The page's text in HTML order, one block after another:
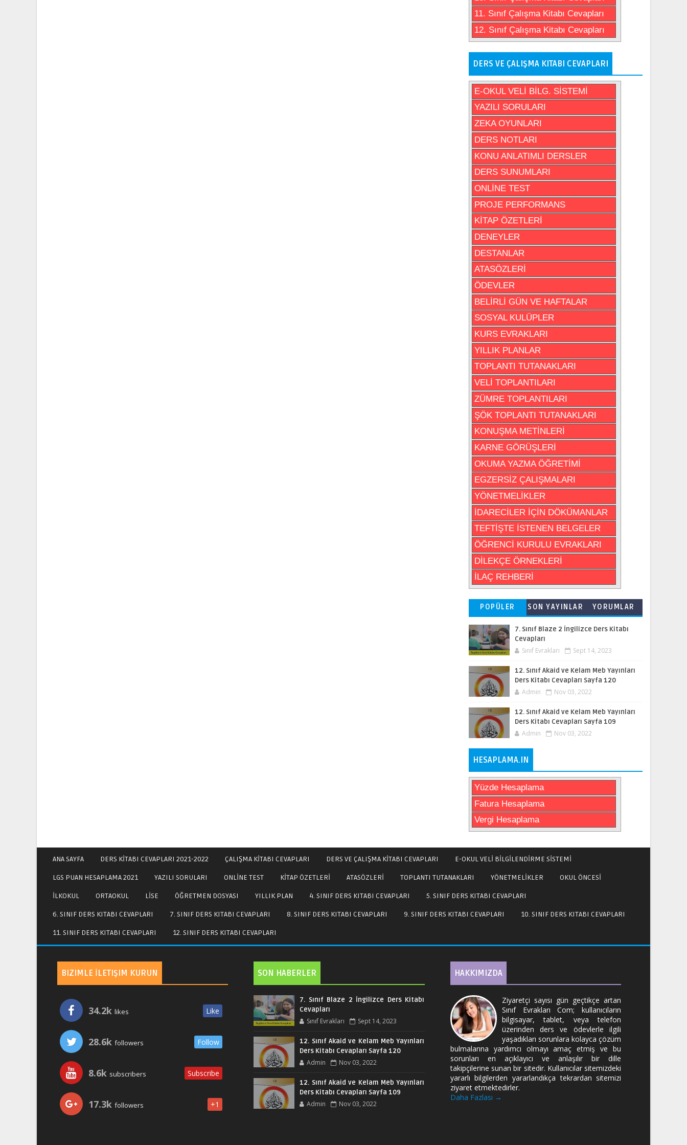
11. Sınıf Çalışma Kitabı Cevapları
12. Sınıf Çalışma Kitabı Cevapları
DERS VE ÇALIŞMA KITABI CEVAPLARI
E-OKUL VELİ BİLG. SİSTEMİ
YAZILI SORULARI
ZEKA OYUNLARI
DERS NOTLARI
KONU ANLATIMLI DERSLER
DERS SUNUMLARI
ONLİNE TEST
PROJE PERFORMANS
KİTAP ÖZETLERİ
DENEYLER
DESTANLAR
ATASÖZLERİ
ÖDEVLER
BELİRLİ GÜN VE HAFTALAR
SOSYAL KULÜPLER
KURS EVRAKLARI
YILLIK PLANLAR
TOPLANTI TUTANAKLARI
VELİ TOPLANTILARI
ZÜMRE TOPLANTILARI
ŞÖK TOPLANTI TUTANAKLARI
KONUŞMA METİNLERİ
KARNE GÖRÜŞLERİ
OKUMA YAZMA ÖĞRETİMİ
EGZERSİZ ÇALIŞMALARI
YÖNETMELİKLER
İDARECİLER İÇİN DÖKÜMANLAR
TEFTİŞTE İSTENEN BELGELER
ÖĞRENCİ KURULU EVRAKLARI
DİLEKÇE ÖRNEKLERİ
İLAÇ REHBERİ
POPÜLER SON YAYINLAR YORUMLAR
7. Sınıf Blaze 2 İngilizce Ders Kitabı
Cevapları
Sınıf Evrakları Sept 14, 2023
12. Sınıf Akaid ve Kelam Meb Yayınları
Ders Kitabı Cevapları Sayfa 120
Admin Nov 03, 2022
12. Sınıf Akaid ve Kelam Meb Yayınları
Ders Kitabı Cevapları Sayfa 109
Admin Nov 03, 2022
HESAPLAMA.IN
Yüzde Hesaplama
Fatura Hesaplama
Vergi Hesaplama
ANA SAYFA DERS KİTABI CEVAPLARI 2021-2022 ÇALIŞMA KİTABI CEVAPLARI DERS VE ÇALIŞMA KİTABI CEVAPLARI E-OKUL VELİ BİLGİLENDİRME SİSTEMİ
LGS PUAN HESAPLAMA 2021 YAZILI SORULARI ONLİNE TEST KİTAP ÖZETLERİ ATASÖZLERİ TOPLANTI TUTANAKLARI YÖNETMELİKLER OKUL ÖNCESİ
İLKOKUL ORTAOKUL LİSE ÖĞRETMEN DOSYASI YILLIK PLAN 4. SINIF DERS KITABI CEVAPLARI 5. SINIF DERS KITABI CEVAPLARI
6. SINIF DERS KITABI CEVAPLARI 7. SINIF DERS KITABI CEVAPLARI 8. SINIF DERS KITABI CEVAPLARI 9. SINIF DERS KITABI CEVAPLARI 10. SINIF DERS KITABI CEVAPLARI
11. SINIF DERS KITABI CEVAPLARI 12. SINIF DERS KITABI CEVAPLARI
BIZIMLE İLETIŞIM KURUN
34.2k likes Like
28.6k followers Follow
8.6k subscribers Subscribe
17.3k followers +1
SON HABERLER
7. Sınıf Blaze 2 İngilizce Ders Kitabı
Cevapları
Sınıf Evrakları Sept 14, 2023
12. Sınıf Akaid ve Kelam Meb Yayınları
Ders Kitabı Cevapları Sayfa 120
Admin Nov 03, 2022
12. Sınıf Akaid ve Kelam Meb Yayınları
Ders Kitabı Cevapları Sayfa 109
Admin Nov 03, 2022
HAKKIMIZDA
Ziyaretçi sayısı gün geçtikçe artan
Sınıf Evrakları Com; kullanıcıların
bilgisayar, tablet, veya telefon
üzerinden ders ve ödevlerle ilgili
yaşadıkları sorunlara kolayca çözüm
bulmalarına yardımcı olmayı amaç etmiş ve bu
sorunları en açıklayıcı ve anlaşılır bir dille
takipçilerine sunan bir sitedir. Kullanıcılar sitemizdeki
yararlı bilgilerden yararlandıkça tekrardan sitemizi
ziyaret etmektedirler.
Daha Fazlası →